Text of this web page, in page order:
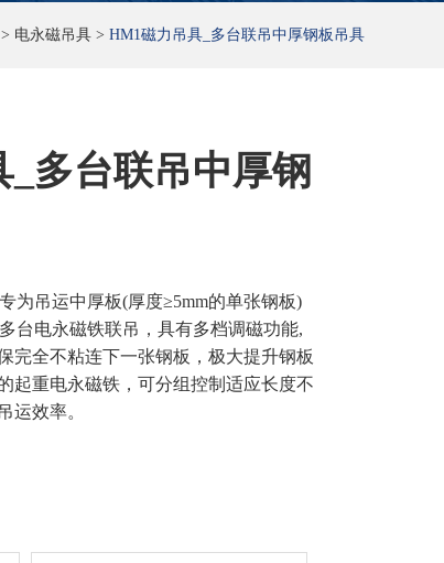
> 电永磁吊具 > HM1磁力吊具_多台联吊中厚钢板吊具
多台联吊中厚钢
为吊运中厚板(厚度≥5mm的单张钢板)
台电永磁铁联吊，具有多档调磁功能,
完全不粘连下一张钢板，极大提升钢板
起重电永磁铁，可分组控制适应长度不
运效率。